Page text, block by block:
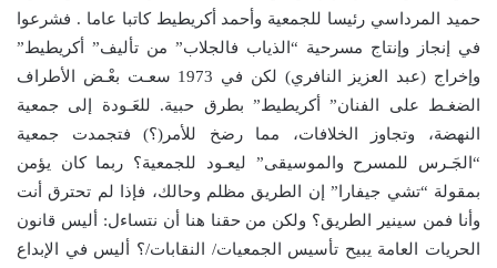
حميد المرداسي رئيسا للجمعية وأحمد أكريطيط كاتبا عاما . فشرعوا
في إنجاز وإنتاج مسرحية “الذياب فالجلاب” من تأليف” أكريطيط”
وإخراج (عبد العزيز النافري) لكن في 1973 سعـت بعْـض الأطراف
الضغـط على الفنان” أكريطيط” بطرق حبية. للعَـودة إلى جمعية
النهضة، وتجاوز الخلافات، مما رضخ للأمر(؟) فتجمدت جمعية
“الجَـرس للمسرح والموسيقى” ليعـود للجمعية؟ ربما كان يؤمن
بمقولة “تشي جيفارا” إن الطريق مظلم وحالك، فإذا لم تحترق أنت
وأنا فمن سينير الطريق؟ ولكن من حقنا هنا أن نتساءل: أليس قانون
الحريات العامة يبيح تأسيس الجمعيات/ النقابات/؟ أليس في الإبداع